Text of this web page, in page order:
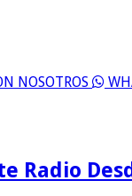
NOSOTROS
Radio